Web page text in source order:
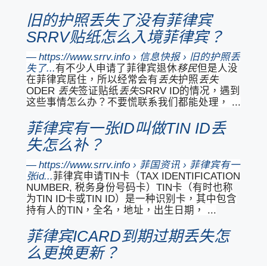
旧的护照丢失了没有菲律宾
SRRV贴纸怎么入境菲律宾？
https://www.srrv.info › 信息快报 › 旧的护照丢
失了... 有不少人申请了菲律宾退休移民但是人没
在菲律宾居住，所以经常会有丢失护照丢失
ODER 丢失签证贴纸丢失SRRV ID的情况，遇到
这些事情怎么办？不要慌联系我们都能处理， ...
菲律宾有一张ID叫做TIN ID丢
失怎么补？
https://www.srrv.info › 菲国资讯 › 菲律宾有一
张id... 菲律宾申请TIN卡（TAX IDENTIFICATION
NUMBER, 税务身份号码卡）TIN卡（有时也称
为TIN ID卡或TIN ID）是一种识别卡，其中包含
持有人的TIN，全名，地址，出生日期， ...
菲律宾ICARD到期过期丢失怎
么更换更新？